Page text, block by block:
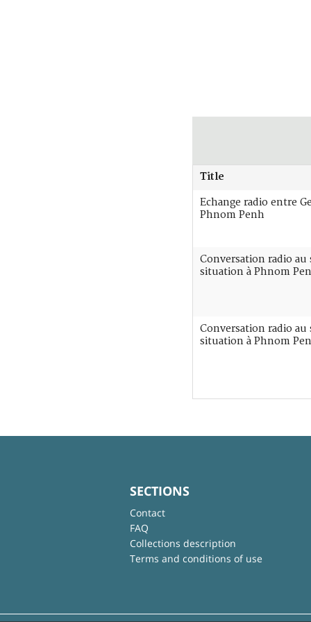
Title
Echange radio entre
Phnom Penh
Conversation radio au
situation à Phnom
Conversation radio au
situation à Phnom
SECTIONS
Contact
FAQ
Collections description
Terms and conditions of use